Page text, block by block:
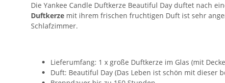
Die Yankee Candle Duftkerze Beautiful Day duftet nach
Duftkerze mit ihrem frischen fruchtigen Duft ist sehr
Schlafzimmer.
Lieferumfang: 1 x große Duftkerze im Glas (mit
Duft: Beautiful Day (Das Leben ist schön mit dieser